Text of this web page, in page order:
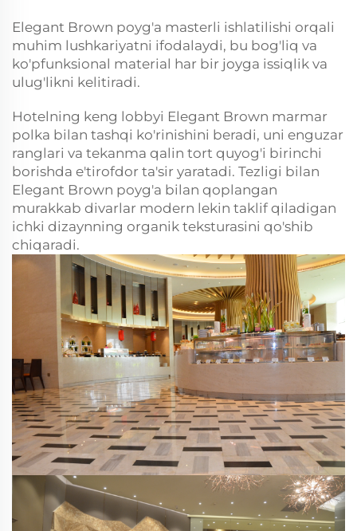
Elegant Brown poyg'a masterli ishlatilishi orqali
muhim lushkariyatni ifodalaydi, bu bog'liq va
ko'pfunksional material har bir joyga issiqlik va
ulug'likni kelitiradi.
Hotelning keng lobbyi Elegant Brown marmar
polka bilan tashqi ko'rinishini beradi, uni enguzar
ranglari va tekanma qalin tort quyog'i birinchi
borishda e'tirofdor ta'sir yaratadi. Tezligi bilan
Elegant Brown poyg'a bilan qoplangan
murakkab divarlar modern lekin taklif qiladigan
ichki dizaynning organik teksturasini qo'shib
chiqaradi.